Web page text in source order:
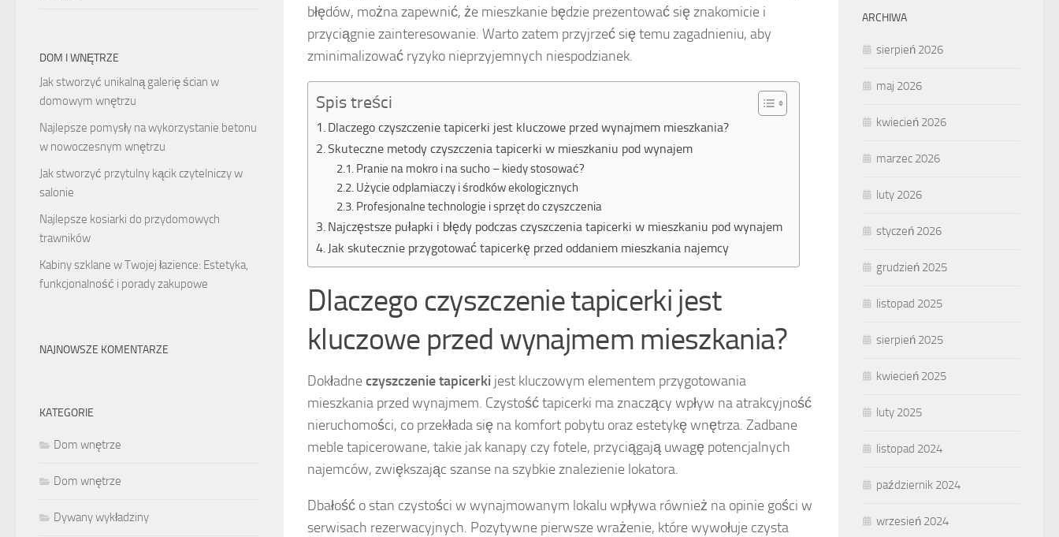
błędów, można zapewnić, że mieszkanie będzie prezentować się znakomicie i
przyciągnie zainteresowanie. Warto zatem przyjrzeć się temu zagadnieniu, aby
zminimalizować ryzyko nieprzyjemnych niespodzianek.
Spis treści
Dlaczego czyszczenie tapicerki jest kluczowe przed wynajmem mieszkania?
Skuteczne metody czyszczenia tapicerki w mieszkaniu pod wynajem
Pranie na mokro i na sucho – kiedy stosować?
Użycie odplamiaczy i środków ekologicznych
Profesjonalne technologie i sprzęt do czyszczenia
Najczęstsze pułapki i błędy podczas czyszczenia tapicerki w mieszkaniu pod wynajem
Jak skutecznie przygotować tapicerkę przed oddaniem mieszkania najemcy
Dlaczego czyszczenie tapicerki jest
kluczowe przed wynajmem mieszkania?
Dokładneczyszczenie tapicerki jest kluczowym elementem przygotowania
mieszkania przed wynajmem. Czystość tapicerki ma znaczący wpływ na atrakcyjność
nieruchomości, co przekłada się na komfort pobytu oraz estetykę wnętrza. Zadbane
meble tapicerowane, takie jak kanapy czy fotele, przyciągają uwagę potencjalnych
najemców, zwiększając szanse na szybkie znalezienie lokatora.
Dbałość o stan czystości w wynajmowanym lokalu wpływa również na opinie gości w
serwisach rezerwacyjnych. Pozytywne pierwsze wrażenie, które wywołuje czysta
DOM I WNĘTRZE
Jak stworzyć unikalną galerię ścian w
domowym wnętrzu
Najlepsze pomysły na wykorzystanie betonu
w nowoczesnym wnętrzu
Jak stworzyć przytulny kącik czytelniczy w
salonie
Najlepsze kosiarki do przydomowych
trawników
Kabiny szklane w Twojej łazience: Estetyka,
funkcjonalność i porady zakupowe
NAJNOWSZE KOMENTARZE
KATEGORIE
Dom wnętrze
Dom wnętrze
Dywany wykładziny
ARCHIWA
sierpień 2026
maj 2026
kwiecień 2026
marzec 2026
luty 2026
styczeń 2026
grudzień 2025
listopad 2025
sierpień 2025
kwiecień 2025
luty 2025
listopad 2024
październik 2024
wrzesień 2024